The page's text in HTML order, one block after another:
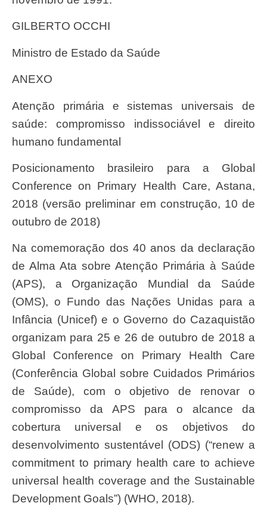
GILBERTO OCCHI
Ministro de Estado da Saúde
ANEXO
Atenção primária e sistemas universais de
saúde: compromisso indissociável e direito
humano fundamental
Posicionamento brasileiro para a Global
Conference on Primary Health Care, Astana,
2018 (versão preliminar em construção, 10 de
outubro de 2018)
Na comemoração dos 40 anos da declaração
de Alma Ata sobre Atenção Primária à Saúde
(APS), a Organização Mundial da Saúde
(OMS), o Fundo das Nações Unidas para a
Infância (Unicef) e o Governo do Cazaquistão
organizam para 25 e 26 de outubro de 2018 a
Global Conference on Primary Health Care
(Conferência Global sobre Cuidados Primários
de Saúde), com o objetivo de renovar o
compromisso da APS para o alcance da
cobertura universal e os objetivos do
desenvolvimento sustentável (ODS) (“renew a
commitment to primary health care to achieve
universal health coverage and the Sustainable
Development Goals”) (WHO, 2018).